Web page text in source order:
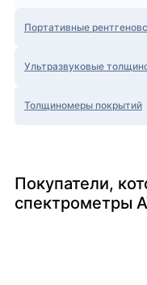
Портативные
Ультразвуковые
Толщиномеры покрытий
Покупатели,
спектрометры